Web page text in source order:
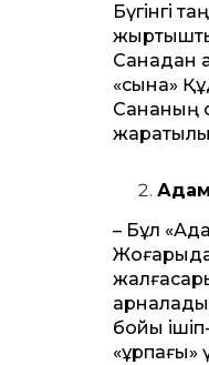
Бүгінгі
Санадан
«сынақ»
Сананың
– Бұл
Жоғарыда
бойы
«ұрпағы»